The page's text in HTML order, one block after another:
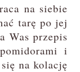
na siebie
tarę po jej
Was przepis
i
na kolację